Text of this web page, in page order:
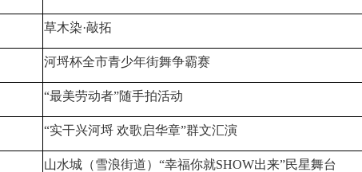
草木染·敲拓
河埒杯全市青少年街舞争霸赛
“最美劳动者”随手拍活动
“实干兴河埒 欢歌启华章”群文汇演
山水城（雪浪街道）“幸福你就SHOW出来”民星舞台